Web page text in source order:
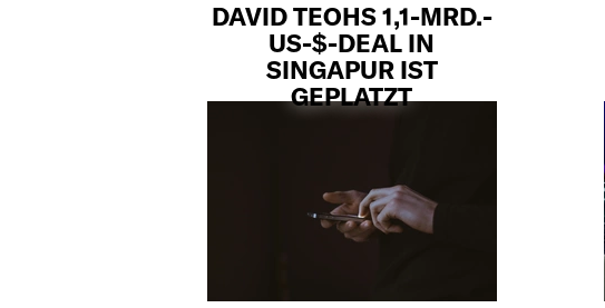
DAVID TEOHS 1,1-MRD.-
US-$-DEAL IN
SINGAPUR IST
GEPLATZT